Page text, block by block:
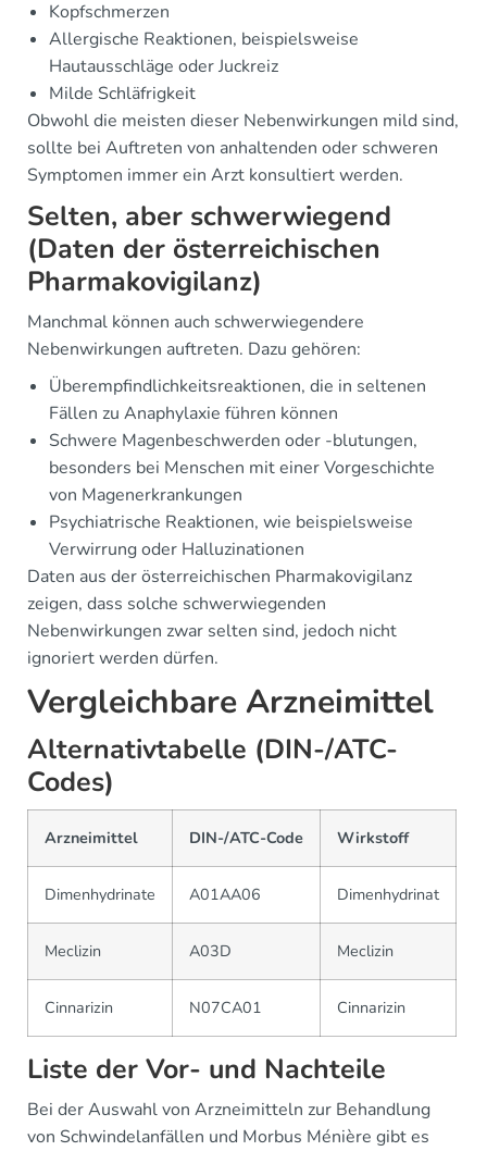
Kopfschmerzen
Allergische Reaktionen, beispielsweise
Hautausschläge oder Juckreiz
Milde Schläfrigkeit
Obwohl die meisten dieser Nebenwirkungen mild sind,
sollte bei Auftreten von anhaltenden oder schweren
Symptomen immer ein Arzt konsultiert werden.
Selten, aber schwerwiegend
(Daten der österreichischen
Pharmakovigilanz)
Manchmal können auch schwerwiegendere
Nebenwirkungen auftreten. Dazu gehören:
Überempfindlichkeitsreaktionen, die in seltenen
Fällen zu Anaphylaxie führen können
Schwere Magenbeschwerden oder -blutungen,
besonders bei Menschen mit einer Vorgeschichte
von Magenerkrankungen
Psychiatrische Reaktionen, wie beispielsweise
Verwirrung oder Halluzinationen
Daten aus der österreichischen Pharmakovigilanz
zeigen, dass solche schwerwiegenden
Nebenwirkungen zwar selten sind, jedoch nicht
ignoriert werden dürfen.
Vergleichbare Arzneimittel
Alternativtabelle (DIN-/ATC-
Codes)
Arzneimittel DIN-/ATC-Code Wirkstoff
Dimenhydrinate A01AA06 Dimenhydrinat
Meclizin A03D Meclizin
Cinnarizin N07CA01 Cinnarizin
Liste der Vor- und Nachteile
Bei der Auswahl von Arzneimitteln zur Behandlung
von Schwindelanfällen und Morbus Ménière gibt es